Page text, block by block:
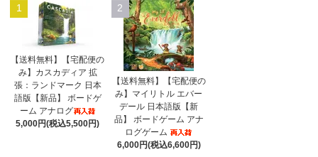
1
【送料無料】【宅配便の
み】カスカディア 拡
張：ランドマーク 日本
語版【新品】 ボードゲ
ーム アナログ
5,000円(税込5,500円)
2
【送料無料】【宅配便の
み】マイリトル エバー
デール 日本語版【新
品】 ボードゲーム アナ
ログゲーム
6,000円(税込6,600円)